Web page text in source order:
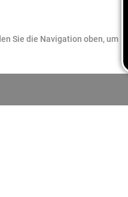
Sie die Navigation oben, um